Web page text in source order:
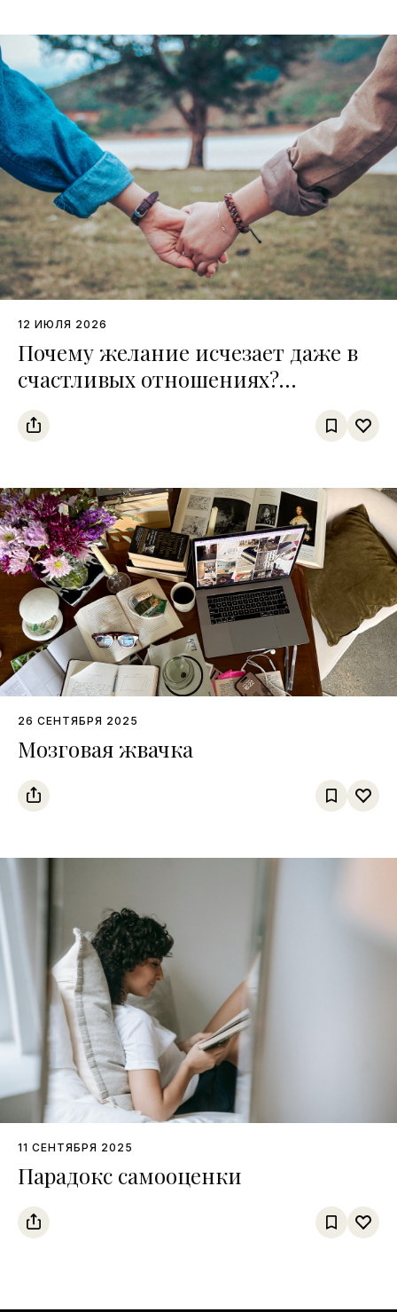
12 ИЮЛЯ 2026
Почему желание исчезает даже в
счастливых отношениях?
Интервью с сексологом Сардором
Дурсуновым
26 СЕНТЯБРЯ 2025
Мозговая жвачка
11 СЕНТЯБРЯ 2025
Парадокс самооценки